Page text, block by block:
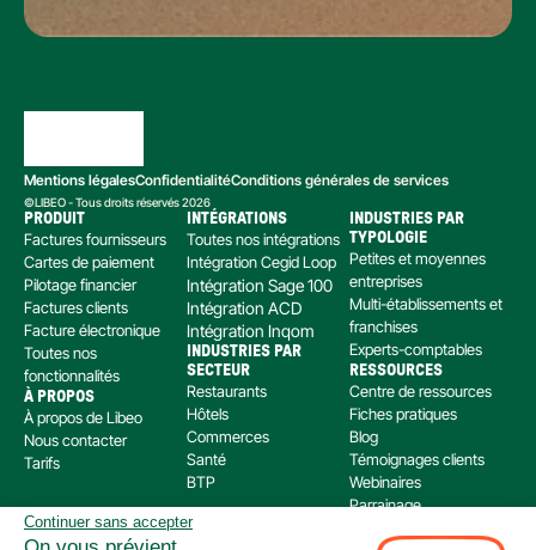
Mentions légalesConfidentialitéConditions générales de services
©LIBEO - Tous droits réservés 2026
PRODUIT
Factures fournisseurs
Cartes de paiement
Pilotage financier
Factures clients
Facture électronique
Toutes nos
fonctionnalités
À PROPOS
À propos de Libeo
Nous contacter
Tarifs
INTÉGRATIONS
Toutes nos intégrations
Intégration Cegid Loop
Intégration Sage 100
Intégration ACD
Intégration Inqom
INDUSTRIES PAR
SECTEUR
Restaurants
Hôtels
Commerces
Santé
BTP
INDUSTRIES PAR
TYPOLOGIE
Petites et moyennes
entreprises
Multi-établissements et
franchises
Experts-comptables
RESSOURCES
Centre de ressources
Fiches pratiques
Blog
Témoignages clients
Webinaires
Parrainage
Continuer sans accepter